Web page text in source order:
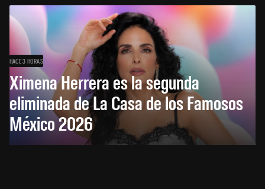
HACE 3 HORAS
Ximena Herrera es la segunda
eliminada de La Casa de los Famosos
México 2026